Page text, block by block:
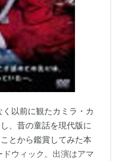
以前に観たカミラ・カ
、昔の童話を現代版に
とから鑑賞してみた本
ウィック。出演はアマ